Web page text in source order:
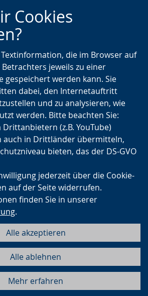
Zur
Hauptnavigation
Zur
Seitennavigation
Zum
Inhalt
Cookies
Textinformation, die im Browser auf
jeweils zu einer
gespeichert werden kann. Sie
dabei, den Internetauftritt
und zu analysieren, wie
werden. Bitte beachten Sie:
Drittanbietern (z.B. YouTube)
auch in Drittländer übermitteln,
bieten, das der DS-GVO
jederzeit über die Cookie-
auf der Seite widerrufen.
finden Sie in unserer
.
Alle akzeptieren
Alle ablehnen
Mehr erfahren